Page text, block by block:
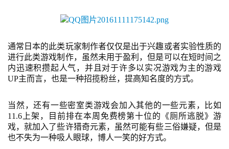
站
文
(
中
通常日本的此类玩家制作者仅仅是出于兴趣或者实验性质的
进行此类游戏制作，虽然未用于盈利，但是可以在短时间之
内迅速积攒起人气，并且对于许多以实况游戏为主的游戏
UP主而言，也是一种招揽粉丝，提高知名度的方式。
当然，还有一些密室类游戏会加入其他的一些元素，比如
11.6上架，目前排在本周免费榜第十位的《厕所逃脱》游
戏，就加入了些许猎奇元素，虽然可能有些三俗嫌疑，但是
也不失为一种吸人眼球，博人一笑的好方式。